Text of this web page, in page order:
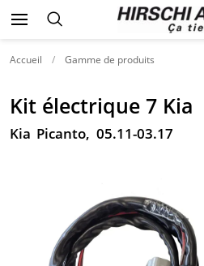
Accueil Gamme de produits
Kit électrique 7 Kia
Kia Picanto, 05.11-03.17